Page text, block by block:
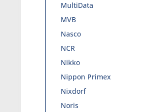
MultiData
MVB
Nasco
NCR
Nikko
Nippon Primex
Nixdorf
Noris